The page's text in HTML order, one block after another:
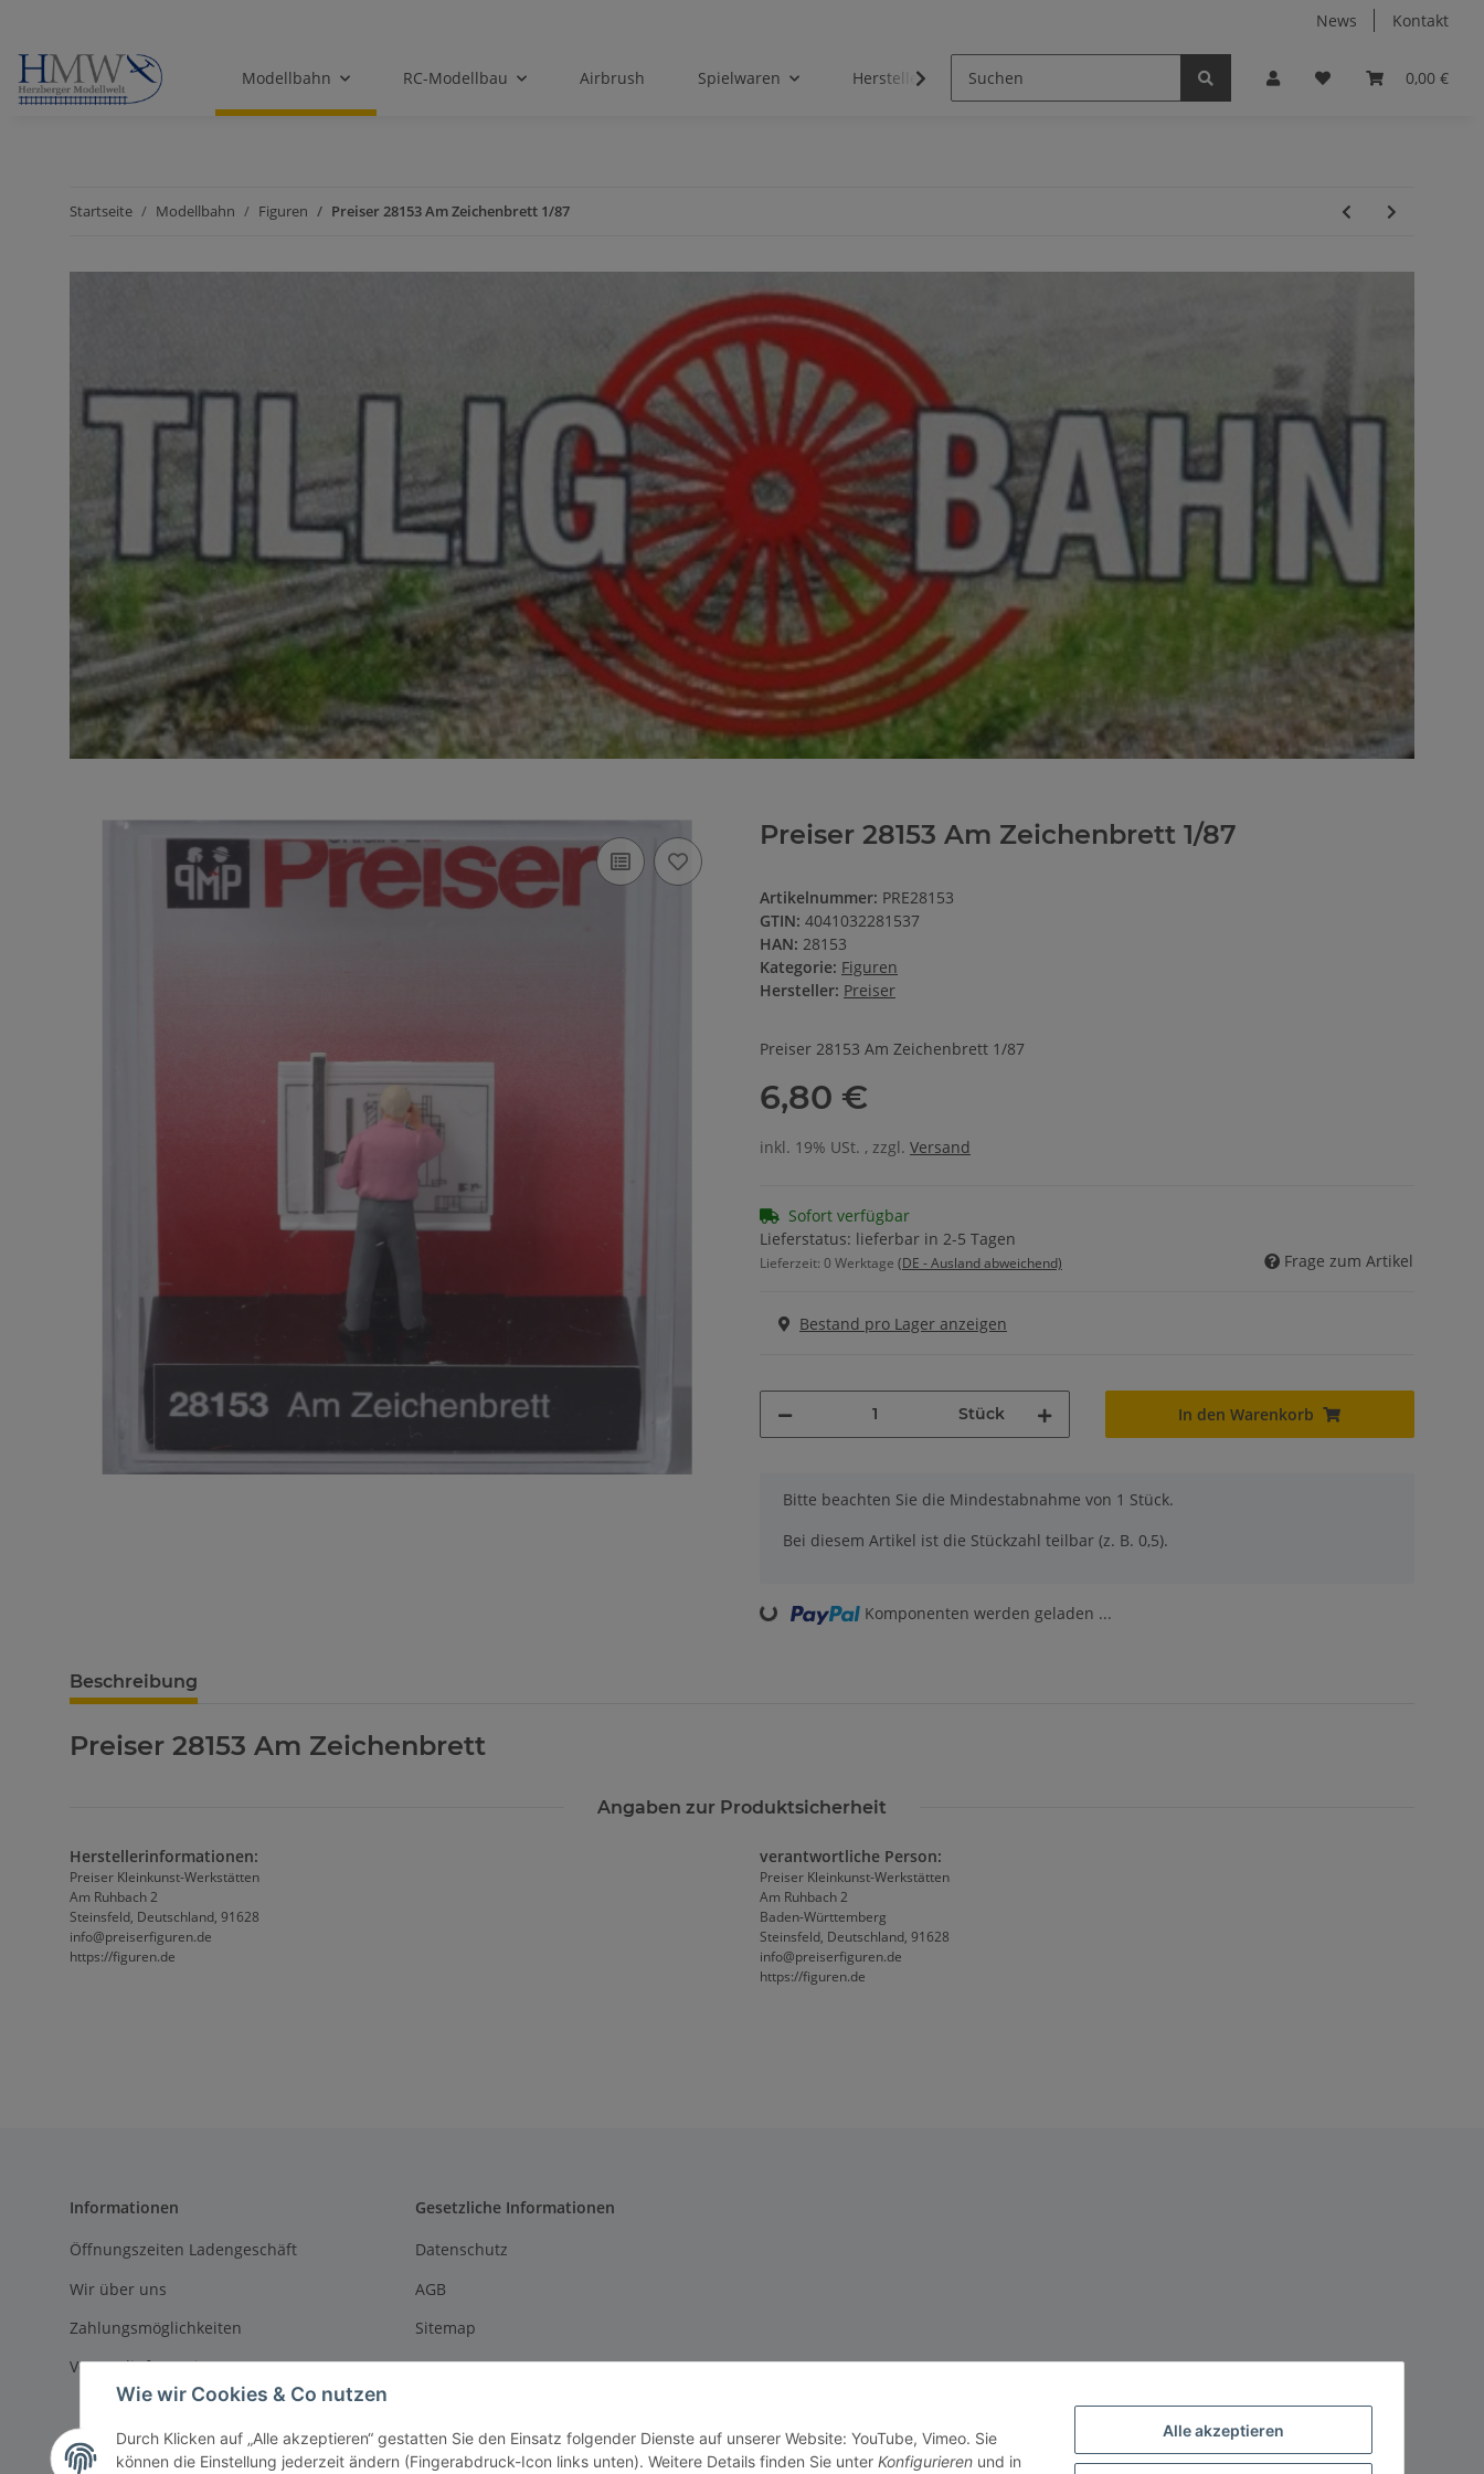
News Kontakt
0,00 €
Modellbahn RC-Modellbau Airbrush Spielwaren Hersteller
Startseite Modellbahn Figuren Preiser 28153 Am Zeichenbrett 1/87
Preiser 28153 Am Zeichenbrett 1/87
Artikelnummer: PRE28153
GTIN: 4041032281537
HAN: 28153
Kategorie: Figuren
Hersteller: Preiser
Preiser 28153 Am Zeichenbrett 1/87
6,80 €
inkl. 19% USt. , zzgl. Versand
Sofort verfügbar
Lieferstatus: lieferbar in 2-5 Tagen
Lieferzeit: 0 Werktage (DE - Ausland abweichend) Frage zum Artikel
Bestand pro Lager anzeigen
Stück In den Warenkorb
x
Bitte beachten Sie die Mindestabnahme von 1 Stück.
Bei diesem Artikel ist die Stückzahl teilbar (z. B. 0,5).
Loading... Komponenten werden geladen ...
Beschreibung
Preiser 28153 Am Zeichenbrett
Angaben zur Produktsicherheit
Herstellerinformationen:
Preiser Kleinkunst-Werkstätten
Am Ruhbach 2
Steinsfeld, Deutschland, 91628
info@preiserfiguren.de
https://figuren.de
verantwortliche Person:
Preiser Kleinkunst-Werkstätten
Am Ruhbach 2
Baden-Württemberg
Steinsfeld, Deutschland, 91628
info@preiserfiguren.de
https://figuren.de
Informationen
Öffnungszeiten Ladengeschäft
Wir über uns
Zahlungsmöglichkeiten
Versandinformationen
Gesetzliche Informationen
Datenschutz
AGB
Sitemap
Impressum
Widerrufsrecht
Wie wir Cookies & Co nutzen
Durch Klicken auf „Alle akzeptieren“ gestatten Sie den Einsatz folgender Dienste auf unserer Website: YouTube, Vimeo. Sie
können die Einstellung jederzeit ändern (Fingerabdruck-Icon links unten). Weitere Details finden Sie unter Konfigurieren und in
Alle akzeptieren